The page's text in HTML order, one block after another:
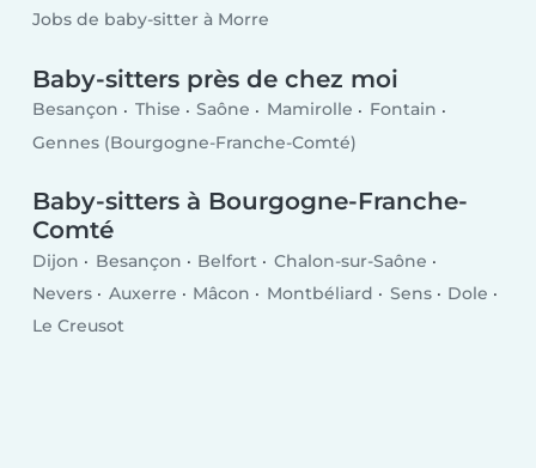
Jobs de baby-sitter à Morre
Baby-sitters près de chez moi
Besançon Thise Saône Mamirolle
Fontain
Gennes (Bourgogne-Franche-Comté)
Baby-sitters à Bourgogne-Franche-
Comté
Dijon Besançon Belfort
Chalon-sur-Saône
Nevers
Auxerre Mâcon Montbéliard Sens
Dole
Le Creusot